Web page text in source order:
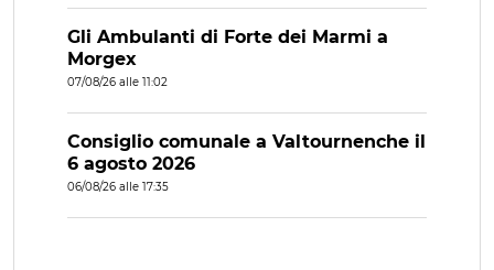
Gli Ambulanti di Forte dei Marmi a
Morgex
07/08/26 alle 11:02
Consiglio comunale a Valtournenche il
6 agosto 2026
06/08/26 alle 17:35